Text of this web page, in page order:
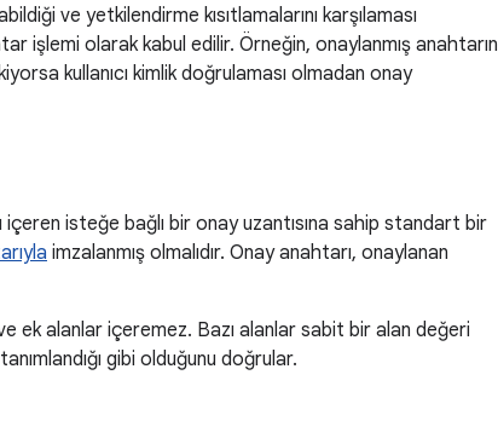
ve yetkilendirme kısıtlamalarını karşılaması
işlemi olarak kabul edilir. Örneğin, onaylanmış anahtarın
kullanıcı kimlik doğrulaması olmadan onay
içeren isteğe bağlı bir onay uzantısına sahip standart bir
imzalanmış olmalıdır. Onay anahtarı, onaylanan
ek alanlar içeremez. Bazı alanlar sabit bir alan değeri
gibi olduğunu doğrular.